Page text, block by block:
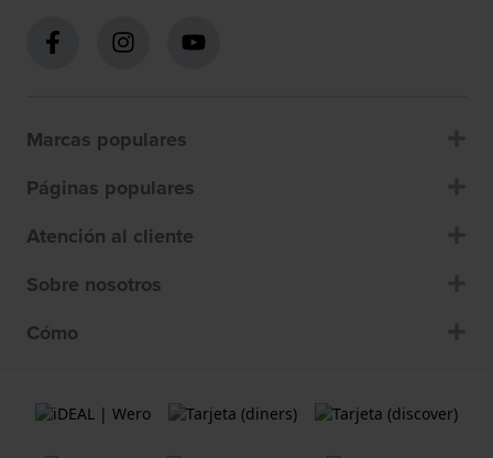
Marcas populares
Páginas populares
Atención al cliente
Sobre nosotros
Cómo